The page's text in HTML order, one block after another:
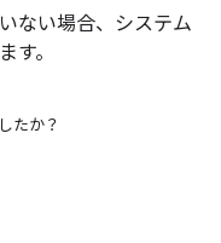
ない場合、システム
す。
たか？